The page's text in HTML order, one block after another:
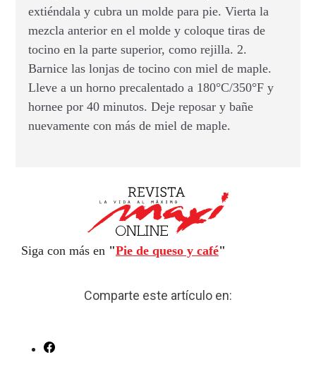
extiéndala y cubra un molde para pie. Vierta la
mezcla anterior en el molde y coloque tiras de
tocino en la parte superior, como rejilla. 2.
Barnice las lonjas de tocino con miel de maple.
Lleve a un horno precalentado a 180°C/350°F y
hornee por 40 minutos. Deje reposar y bañe
nuevamente con más de miel de maple.
Siga con más en "Pie de queso y café"
Comparte este artículo en: